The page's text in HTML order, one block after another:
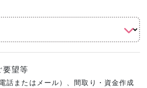
要望等
話またはメール）、間取り・資金作成